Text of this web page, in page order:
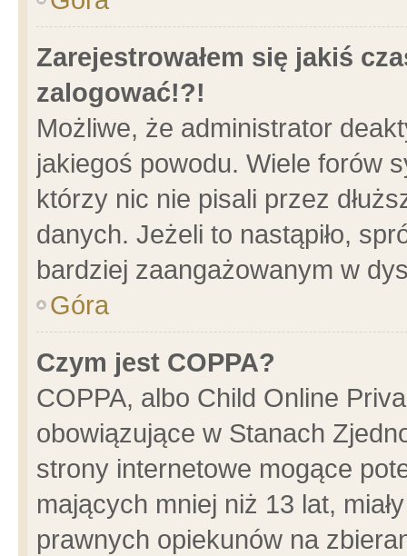
Zarejestrowałem się jakiś
zalogować!?!
Możliwe, że administrator
jakiegoś powodu. Wiele forów
którzy nic nie pisali przez
danych. Jeżeli to nastąpiło,
bardziej zaangażowanym w
Góra
Czym jest COPPA?
COPPA, albo Child Online
obowiązujące w Stanach
strony internetowe mogące
mających mniej niż 13 lat,
prawnych opiekunów na